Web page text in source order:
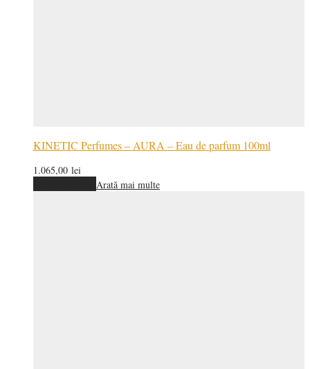
KINETIC Perfumes – AURA – Eau de parfum 100ml
1.065,00 lei
Arată mai multe